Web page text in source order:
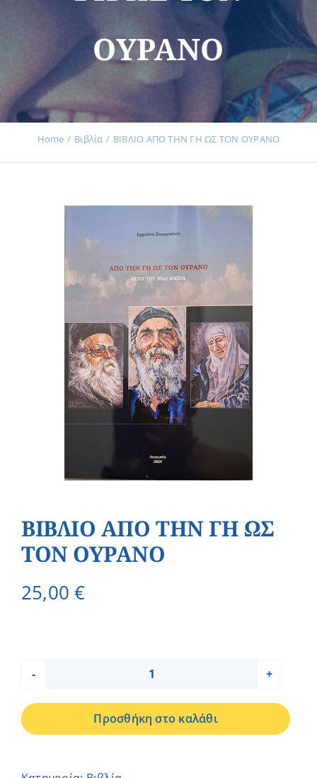
Εκδηλώσεις
Νέα
Επικοινωνία
Εισφορές
ΟΥΡΑΝΟ
Home Βιβλία ΒΙΒΛΙΟ ΑΠΟ ΤΗΝ ΓΗ ΩΣ ΤΟΝ ΟΥΡΑΝΟ
ΒΙΒΛΙΟ ΑΠΟ ΤΗΝ ΓΗ ΩΣ
ΤΟΝ ΟΥΡΑΝΟ
25,00€
ΑΠΟ
ΤΗΝ
Προσθήκη στο καλάθι